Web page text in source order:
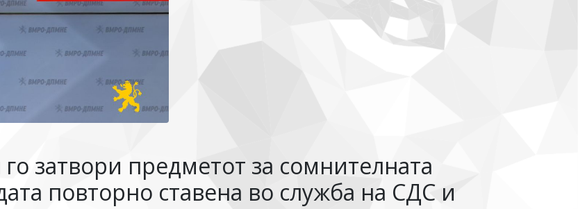
затвори предметот за сомнителната
повторно ставена во служба на СДС и